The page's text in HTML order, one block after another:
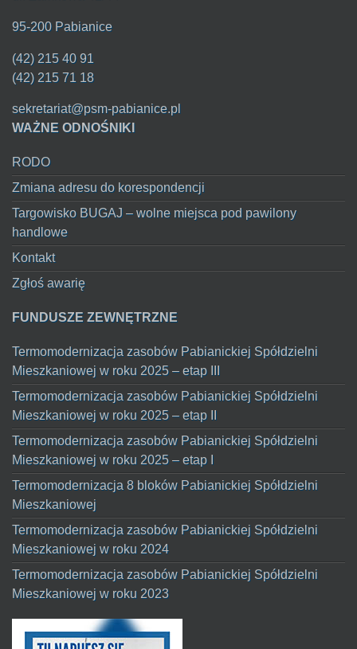
95-200 Pabianice
(42) 215 40 91
(42) 215 71 18
sekretariat@psm-pabianice.pl
WAŻNE ODNOŚNIKI
RODO
Zmiana adresu do korespondencji
Targowisko BUGAJ – wolne miejsca pod pawilony
handlowe
Kontakt
Zgłoś awarię
FUNDUSZE ZEWNĘTRZNE
Termomodernizacja zasobów Pabianickiej Spółdzielni
Mieszkaniowej w roku 2025 – etap III
Termomodernizacja zasobów Pabianickiej Spółdzielni
Mieszkaniowej w roku 2025 – etap II
Termomodernizacja zasobów Pabianickiej Spółdzielni
Mieszkaniowej w roku 2025 – etap I
Termomodernizacja 8 bloków Pabianickiej Spółdzielni
Mieszkaniowej
Termomodernizacja zasobów Pabianickiej Spółdzielni
Mieszkaniowej w roku 2024
Termomodernizacja zasobów Pabianickiej Spółdzielni
Mieszkaniowej w roku 2023